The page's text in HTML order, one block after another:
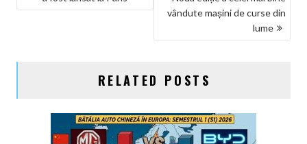
vândute mașini de curse din
lume
RELATED POSTS